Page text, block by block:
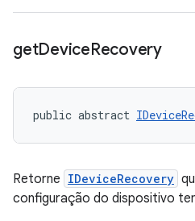
getDeviceRecovery
public abstract
Retorne IDeviceRecovery
configuração do dispositivo